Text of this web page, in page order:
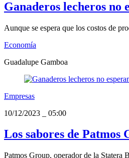
Ganaderos lecheros no
Aunque se espera que los costos de
Economía
Guadalupe Gamboa
Empresas
10/12/2023
05:00
Los sabores de
Patmos Group, operador de la Statera